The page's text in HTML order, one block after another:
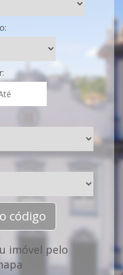
código
imóvel pelo